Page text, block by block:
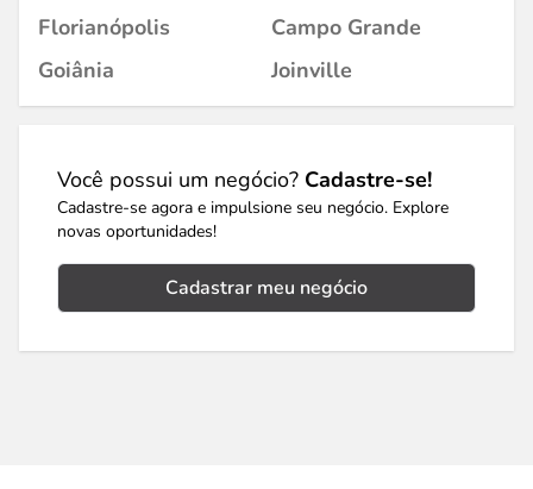
Florianópolis
Campo Grande
Goiânia
Joinville
Você possui um negócio? Cadastre-se!
Cadastre-se agora e impulsione seu negócio. Explore
novas oportunidades!
Cadastrar meu negócio